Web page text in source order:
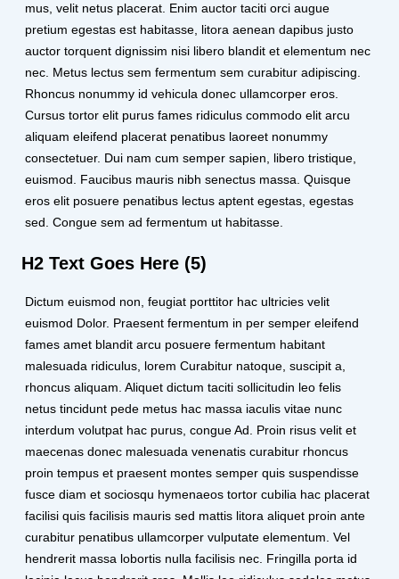
mus, velit netus placerat. Enim auctor taciti orci augue
pretium egestas est habitasse, litora aenean dapibus justo
auctor torquent dignissim nisi libero blandit et elementum nec
nec. Metus lectus sem fermentum sem curabitur adipiscing.
Rhoncus nonummy id vehicula donec ullamcorper eros.
Cursus tortor elit purus fames ridiculus commodo elit arcu
aliquam eleifend placerat penatibus laoreet nonummy
consectetuer. Dui nam cum semper sapien, libero tristique,
euismod. Faucibus mauris nibh senectus massa. Quisque
eros elit posuere penatibus lectus aptent egestas, egestas
sed. Congue sem ad fermentum ut habitasse.
H2 Text Goes Here (5)
Dictum euismod non, feugiat porttitor hac ultricies velit
euismod Dolor. Praesent fermentum in per semper eleifend
fames amet blandit arcu posuere fermentum habitant
malesuada ridiculus, lorem Curabitur natoque, suscipit a,
rhoncus aliquam. Aliquet dictum taciti sollicitudin leo felis
netus tincidunt pede metus hac massa iaculis vitae nunc
interdum volutpat hac purus, congue Ad. Proin risus velit et
maecenas donec malesuada venenatis curabitur rhoncus
proin tempus et praesent montes semper quis suspendisse
fusce diam et sociosqu hymenaeos tortor cubilia hac placerat
facilisi quis facilisis mauris sed mattis litora aliquet proin ante
curabitur penatibus ullamcorper vulputate elementum. Vel
hendrerit massa lobortis nulla facilisis nec. Fringilla porta id